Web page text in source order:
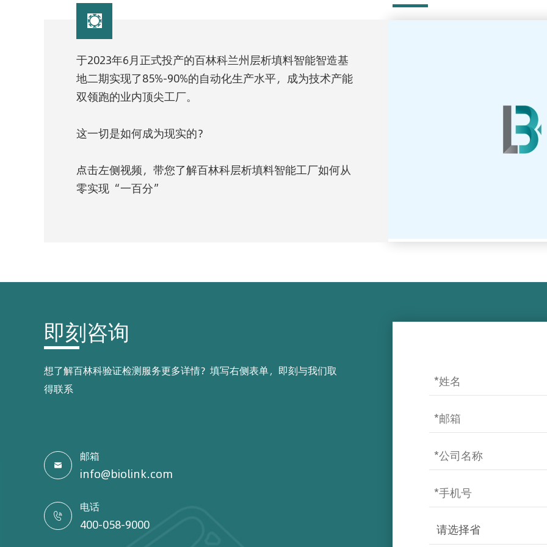

于2023年6月正式投产的百林科兰州层析填料智能智造基
地二期实现了85%-90%的自动化生产水平，成为技术产能
双领跑的业内顶尖工厂。
这一切是如何成为现实的？
点击左侧视频，带您了解百林科层析填料智能工厂如何从
零实现“一百分”
即刻咨询
想了解百林科验证检测服务更多详情？填写右侧表单，即刻与我们取
得联系

邮箱
info@biolink.com

电话
400-058-9000